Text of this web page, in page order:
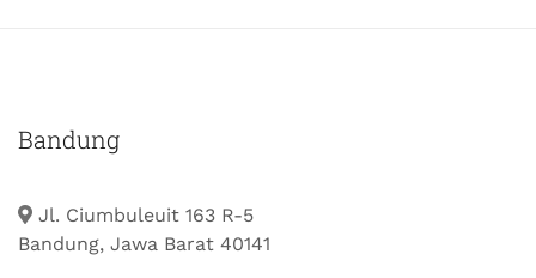
Bandung
Jl. Ciumbuleuit 163 R-5
Bandung, Jawa Barat 40141